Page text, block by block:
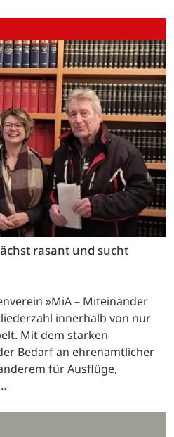
rasant und sucht
»MiA – Miteinander
innerhalb von nur
Mit dem starken
Bedarf an ehrenamtlicher
für Ausflüge,